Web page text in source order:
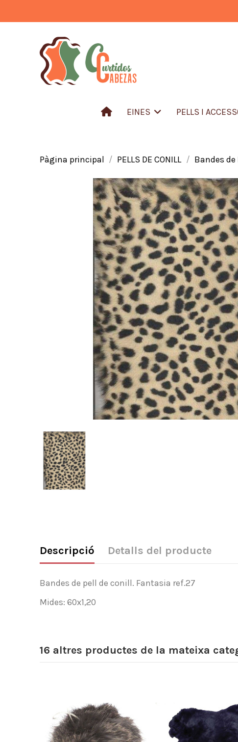
EINES PELLS I
Pàgina principal PELLS DE CONILL Bandes de
Descripció Detalls del producte
Bandes de pell de conill. Fantasia ref.27
Mides: 60x1,20
16 altres productes de la mateixa